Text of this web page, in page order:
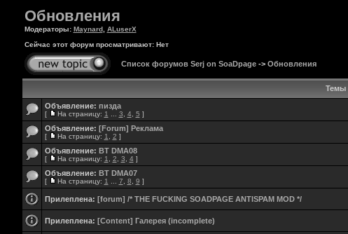
Обновления
Модераторы: Maynard, ALuserX
Сейчас этот форум просматривают: Нет
Список форумов Serj on SoaDpage-> Обновления
Темы
Объявление: пизда
[ На страницу: 1 3 4 5 ]
Объявление: [Forum] Реклама
[ На страницу: 1 2 ]
Объявление: BT DMA08
[ На страницу: 1 2 3 4 ]
Объявление: BT DMA07
[ На страницу: 1 7 8 9 ]
Прилеплена: [forum] /* THE FUCKING SOADPAGE ANTISPAM MOD */
Прилеплена: [Content] Галерея (incomplete)